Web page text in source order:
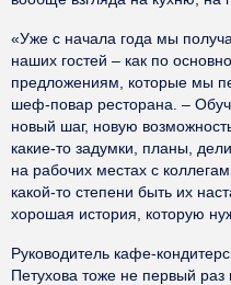
«Уже с начала года мы
наших гостей – как по
предложениям, которые мы
шеф-повар ресторана. –
новый шаг, новую
какие-то задумки, планы,
на рабочих местах с
какой-то степени быть их
хорошая история, которую
Руководитель кафе-
Петухова тоже не первый раз